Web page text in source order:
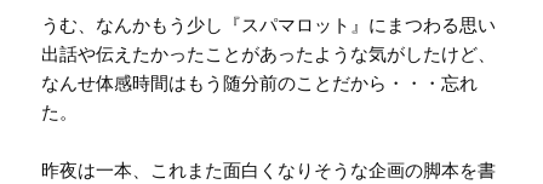
うむ、なんかもう少し『スパマロット』にまつわる思い
出話や伝えたかったことがあったような気がしたけど、
なんせ体感時間はもう随分前のことだから・・・忘れ
た。
昨夜は一本、これまた面白くなりそうな企画の脚本を書